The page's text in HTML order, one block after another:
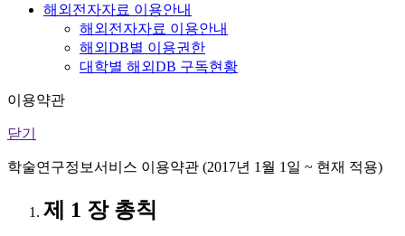
해외전자자료 이용안내
해외전자자료 이용안내
해외DB별 이용권한
대학별 해외DB 구독현황
이용약관
닫기
학술연구정보서비스 이용약관 (2017년 1월 1일 ~ 현재 적용)
제 1 장 총칙